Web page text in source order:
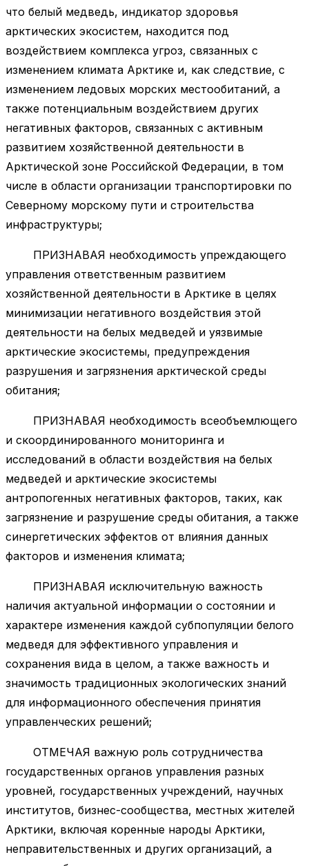
что белый медведь, индикатор здоровья
арктических экосистем, находится под
воздействием комплекса угроз, связанных с
изменением климата Арктике и, как следствие, с
изменением ледовых морских местообитаний, а
также потенциальным воздействием других
негативных факторов, связанных с активным
развитием хозяйственной деятельности в
Арктической зоне Российской Федерации, в том
числе в области организации транспортировки по
Северному морскому пути и строительства
инфраструктуры;
ПРИЗНАВАЯ необходимость упреждающего
управления ответственным развитием
хозяйственной деятельности в Арктике в целях
минимизации негативного воздействия этой
деятельности на белых медведей и уязвимые
арктические экосистемы, предупреждения
разрушения и загрязнения арктической среды
обитания;
ПРИЗНАВАЯ необходимость всеобъемлющего
и скоординированного мониторинга и
исследований в области воздействия на белых
медведей и арктические экосистемы
антропогенных негативных факторов, таких, как
загрязнение и разрушение среды обитания, а также
синергетических эффектов от влияния данных
факторов и изменения климата;
ПРИЗНАВАЯ исключительную важность
наличия актуальной информации о состоянии и
характере изменения каждой субпопуляции белого
медведя для эффективного управления и
сохранения вида в целом, а также важность и
значимость традиционных экологических знаний
для информационного обеспечения принятия
управленческих решений;
ОТМЕЧАЯ важную роль сотрудничества
государственных органов управления разных
уровней, государственных учреждений, научных
институтов, бизнес-сообщества, местных жителей
Арктики, включая коренные народы Арктики,
неправительственных и других организаций, а